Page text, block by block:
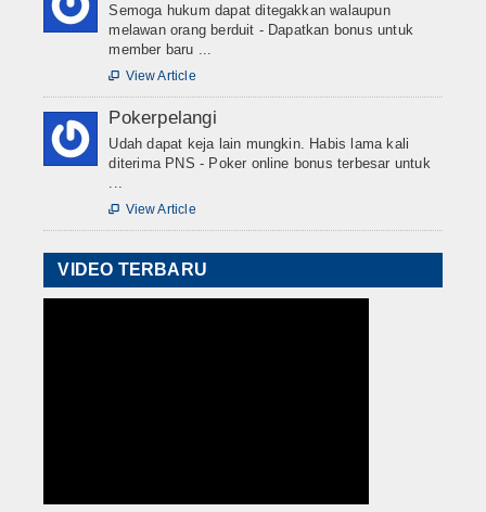
Semoga hukum dapat ditegakkan walaupun
melawan orang berduit - Dapatkan bonus untuk
member baru ...
 View Article
Pokerpelangi
Udah dapat keja lain mungkin. Habis lama kali
diterima PNS - Poker online bonus terbesar untuk
...
 View Article
VIDEO TERBARU